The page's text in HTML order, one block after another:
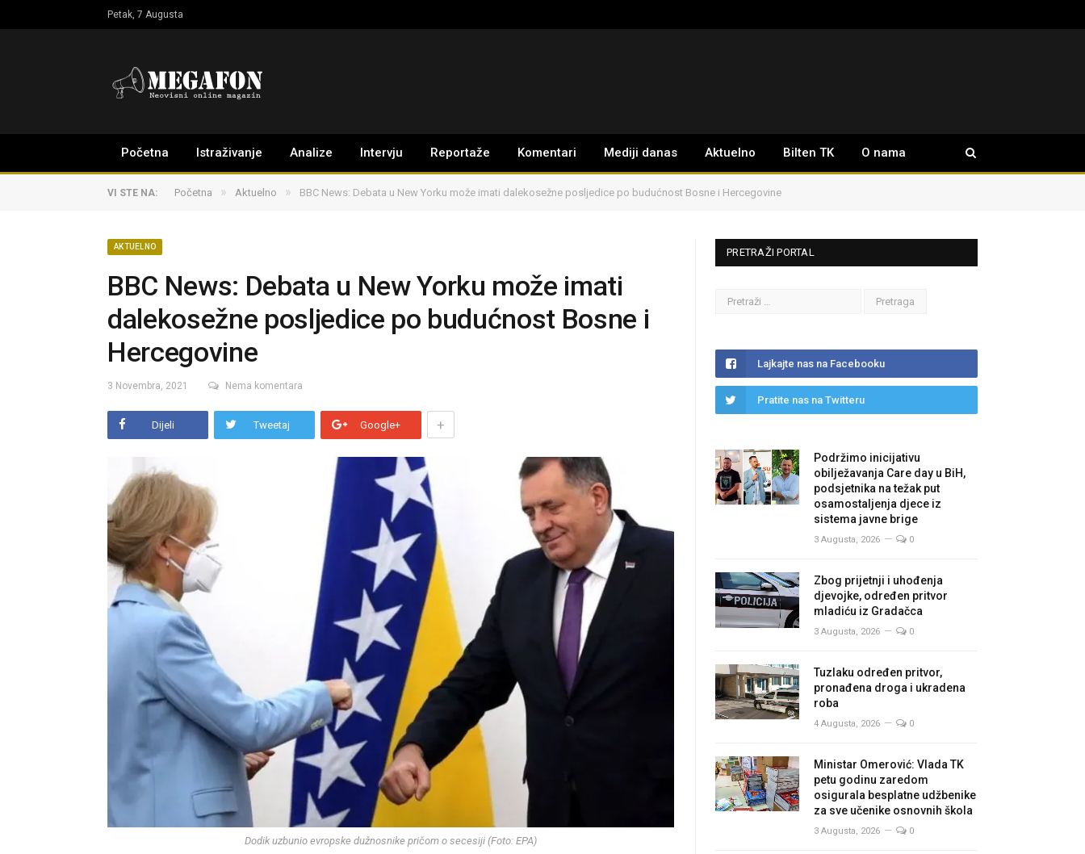
Petak, 7 Augusta
Početna Istraživanje Analize Intervju Reportaže Komentari Mediji danas Aktuelno Bilten TK O nama
VI STE NA: Početna » Aktuelno » BBC News: Debata u New Yorku može imati dalekosežne posljedice po budućnost Bosne i Hercegovine
AKTUELNO
BBC News: Debata u New Yorku može imati
dalekosežne posljedice po budućnost Bosne i
Hercegovine
3 Novembra, 2021 Nema komentara
Dijeli Tweetaj Google+ +
Dodik uzbunio evropske dužnosnike pričom o secesiji (Foto: EPA)
PRETRAŽI PORTAL
Lajkajte nas na Facebooku
Pratite nas na Twitteru
Podržimo inicijativu
obilježavanja Care day u BiH,
podsjetnika na težak put
osamostaljenja djece iz
sistema javne brige
3 Augusta, 2026 0
Zbog prijetnji i uhođenja
djevojke, određen pritvor
mladiću iz Gradačca
3 Augusta, 2026 0
Tuzlaku određen pritvor,
pronađena droga i ukradena
roba
4 Augusta, 2026 0
Ministar Omerović: Vlada TK
petu godinu zaredom
osigurala besplatne udžbenike
za sve učenike osnovnih škola
3 Augusta, 2026 0